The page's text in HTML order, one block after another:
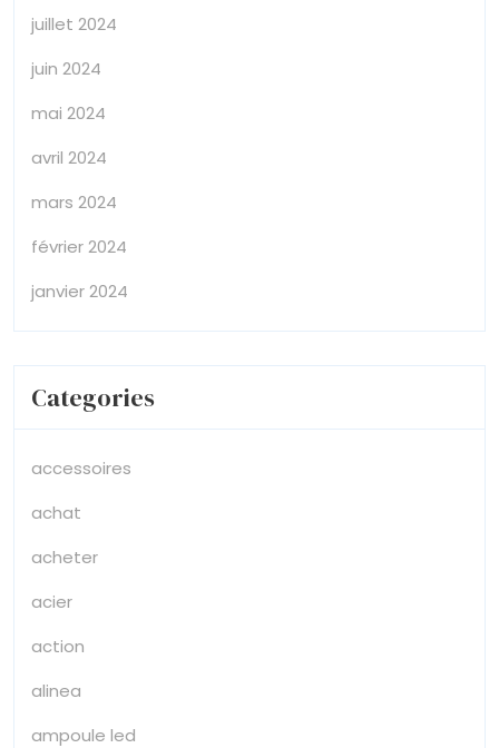
juillet 2024
juin 2024
mai 2024
avril 2024
mars 2024
février 2024
janvier 2024
Categories
accessoires
achat
acheter
acier
action
alinea
ampoule led